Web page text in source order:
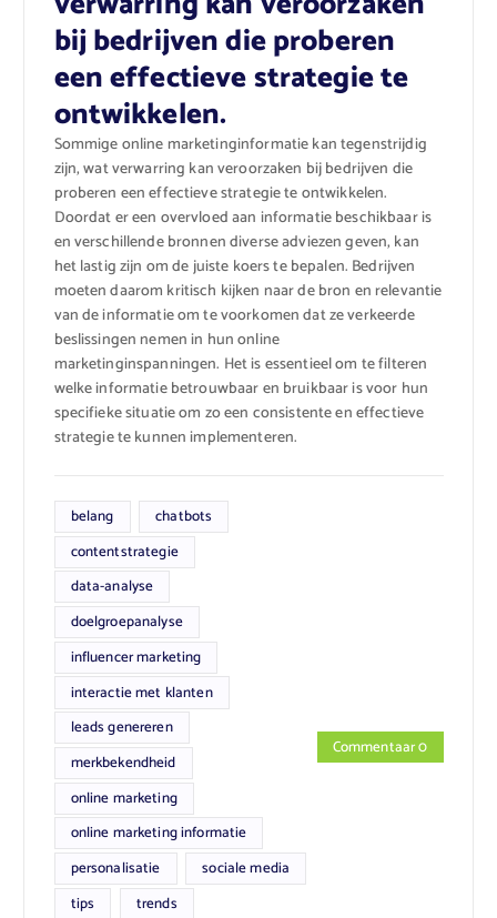
bij bedrijven die proberen
een effectieve strategie te
ontwikkelen.
Sommige online marketinginformatie kan tegenstrijdig
zijn, wat verwarring kan veroorzaken bij bedrijven die
proberen een effectieve strategie te ontwikkelen.
Doordat er een overvloed aan informatie beschikbaar is
en verschillende bronnen diverse adviezen geven, kan
het lastig zijn om de juiste koers te bepalen. Bedrijven
moeten daarom kritisch kijken naar de bron en relevantie
van de informatie om te voorkomen dat ze verkeerde
beslissingen nemen in hun online
marketinginspanningen. Het is essentieel om te filteren
welke informatie betrouwbaar en bruikbaar is voor hun
specifieke situatie om zo een consistente en effectieve
strategie te kunnen implementeren.
belang
chatbots
contentstrategie
data-analyse
doelgroepanalyse
influencer marketing
interactie met klanten
leads genereren
merkbekendheid
online marketing
online marketing informatie
personalisatie
sociale media
tips
trends
Commentaar 0